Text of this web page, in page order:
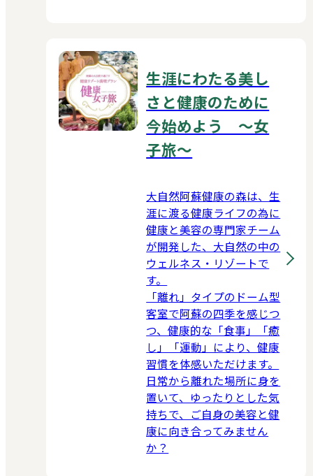
生涯にわたる美し
さと健康のために
今始めよう ～女
子旅～
大自然阿蘇健康の森は、生
涯に渡る健康ライフの為に
健康と美容の専門家チーム
が開発した、大自然の中の
ウェルネス・リゾートで
す。
「離れ」タイプのドーム型
客室で阿蘇の四季を感じつ
つ、健康的な「食事」「癒
し」「運動」により、健康
習慣を体感いただけます。
日常から離れた場所に身を
置いて、ゆったりとした気
持ちで、ご自身の美容と健
康に向き合ってみません
か？